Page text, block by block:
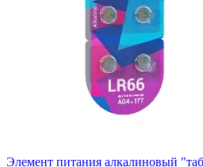
Элемент питания алкалиновый